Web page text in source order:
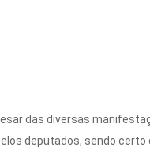
das diversas
deputados, sendo certo